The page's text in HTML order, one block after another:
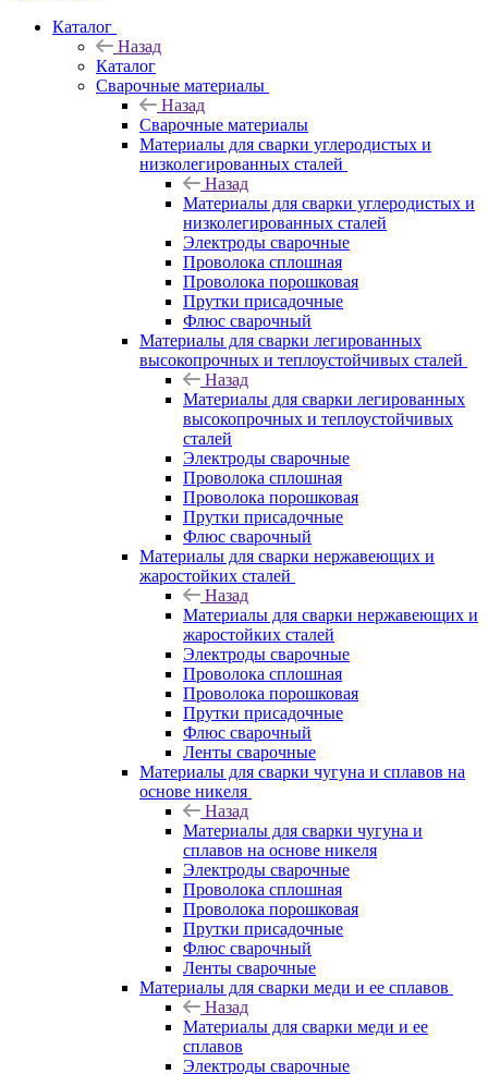
Каталог
Назад
Каталог
Сварочные материалы
Назад
Сварочные материалы
Материалы для сварки углеродистых и
низколегированных сталей
Назад
Материалы для сварки углеродистых и
низколегированных сталей
Электроды сварочные
Проволока сплошная
Проволока порошковая
Прутки присадочные
Флюс сварочный
Материалы для сварки легированных
высокопрочных и теплоустойчивых сталей
Назад
Материалы для сварки легированных
высокопрочных и теплоустойчивых
сталей
Электроды сварочные
Проволока сплошная
Проволока порошковая
Прутки присадочные
Флюс сварочный
Материалы для сварки нержавеющих и
жаростойких сталей
Назад
Материалы для сварки нержавеющих и
жаростойких сталей
Электроды сварочные
Проволока сплошная
Проволока порошковая
Прутки присадочные
Флюс сварочный
Ленты сварочные
Материалы для сварки чугуна и сплавов на
основе никеля
Назад
Материалы для сварки чугуна и
сплавов на основе никеля
Электроды сварочные
Проволока сплошная
Проволока порошковая
Прутки присадочные
Флюс сварочный
Ленты сварочные
Материалы для сварки меди и ее сплавов
Назад
Материалы для сварки меди и ее
сплавов
Электроды сварочные